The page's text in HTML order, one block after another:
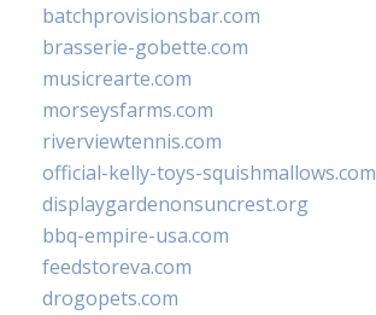
batchprovisionsbar.com
brasserie-gobette.com
musicrearte.com
morseysfarms.com
riverviewtennis.com
official-kelly-toys-squishmallows.com
displaygardenonsuncrest.org
bbq-empire-usa.com
feedstoreva.com
drogopets.com